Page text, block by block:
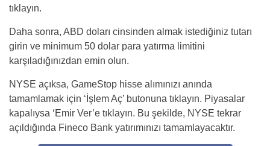
tıklayın.
Daha sonra, ABD doları cinsinden almak istediğiniz tutarı
girin ve minimum 50 dolar para yatırma limitini
karşıladığınızdan emin olun.
NYSE açıksa, GameStop hisse alımınızı anında
tamamlamak için ‘İşlem Aç’ butonuna tıklayın. Piyasalar
kapalıysa ‘Emir Ver’e tıklayın. Bu şekilde, NYSE tekrar
açıldığında Fineco Bank yatırımınızı tamamlayacaktır.